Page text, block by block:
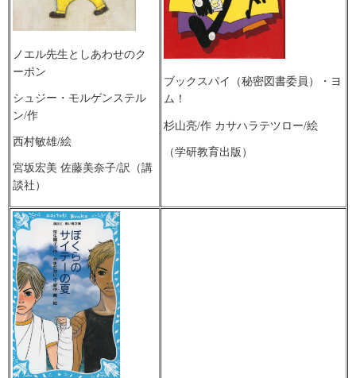
ノエル先生としあわせのク
ーポン
シュジー・モルゲンステル
ン/作
西村敏雄/絵
宮坂宏美 佐藤美奈子/訳（講
談社）
ブックスパイ（秘密図書委員）・ヨ
ム！
杉山亮/作 カサハラテツロー/絵
（学研教育出版）